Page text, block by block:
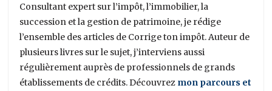
Consultant expert sur l’impôt, l’immobilier, la
succession et la gestion de patrimoine, je rédige
l’ensemble des articles de Corrige ton impôt. Auteur de
plusieurs livres sur le sujet, j’interviens aussi
régulièrement auprès de professionnels de grands
établissements de crédits. Découvrez mon parcours et